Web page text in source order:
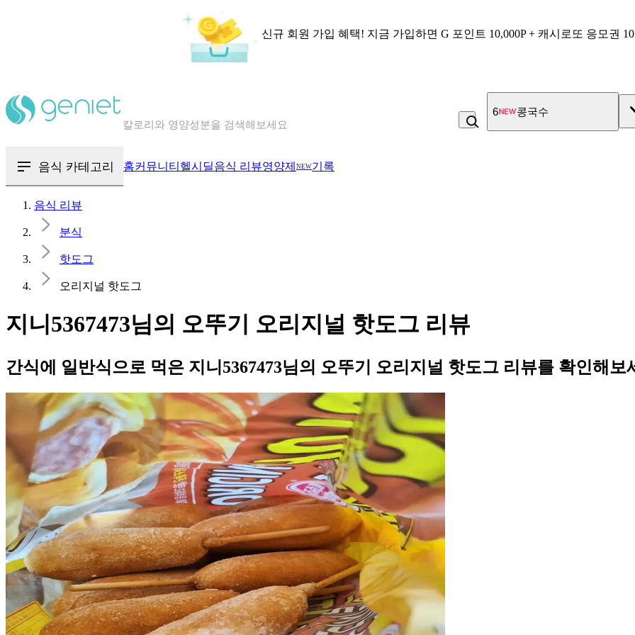
신규 회원 가입 혜택! 지금 가입하면 G 포인트 10,000P + 캐시로또 응모권
칼로리와 영양성분을 검색해보세요
7 냉면
음식 카테고리 홈커뮤니티 헬시딜음식 리뷰영양제 NEW기록
음식 리뷰
분식
핫도그
오리지널 핫도그
지니5367473님의 오뚜기 오리지널 핫도그 리뷰
간식에 일반식으로 먹은 지니5367473님의 오뚜기 오리지널 핫도그 리뷰를 확인해보